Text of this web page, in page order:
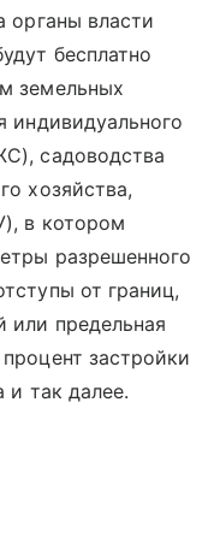
органы власти
бесплатно
земельных
индивидуального
садоводства
хозяйства,
в котором
разрешенного
от границ,
или предельная
застройки
и так далее.